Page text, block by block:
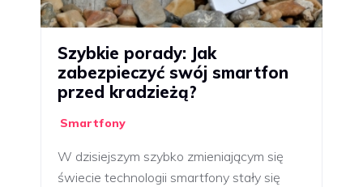
Szybkie porady: Jak
zabezpieczyć swój smartfon
przed kradzieżą?
Smartfony
W dzisiejszym szybko zmieniającym się
świecie technologii smartfony stały się